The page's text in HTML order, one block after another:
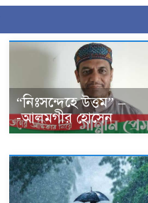
“নিঃসন্দেহে উত্তম” –
-আলমগীর হোসেন